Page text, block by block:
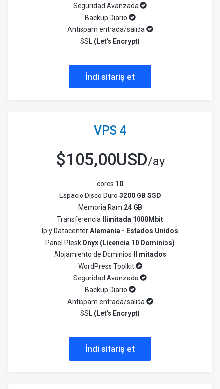
Seguridad Avanzada
Backup Diario
Antispam entrada/salida
SSL (Let's Encrypt)
İndi sifariş et
VPS 4
$105,00USD/ay
cores 10
Espacio Disco Duro 3200 GB SSD
Memoria Ram 24 GB
Transferencia
Ilimitada 1000Mbit
Ip y DatacenterAlemania - Estados Unidos
Panel Plesk Onyx (Licencia 10 Dominios)
Alojamiento de Dominios Ilimitados
WordPress Toolkit
Seguridad Avanzada
Backup Diario
Antispam entrada/salida
SSL (Let's Encrypt)
İndi sifariş et